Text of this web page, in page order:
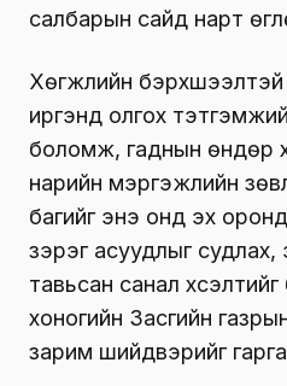
салбарын сайд нарт
Хөгжлийн бэрхшээлтэй
иргэнд олгох
боломж, гаднын өндөр
нарийн мэргэжлийн
багийг энэ онд эх
зэрэг асуудлыг судлах,
тавьсан санал
хоногийн Засгийн
зарим шийдвэрийг